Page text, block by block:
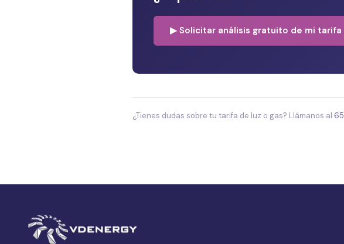
▶ Solicitar análisis gratuito de mi tarifa
¿Tienes dudas sobre tu tarifa de luz o gas? Llámanos al